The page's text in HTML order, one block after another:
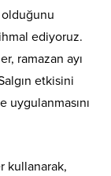
ediyoruz.
ramazan ayı
etkisini
uygulanmasını
kullanarak,